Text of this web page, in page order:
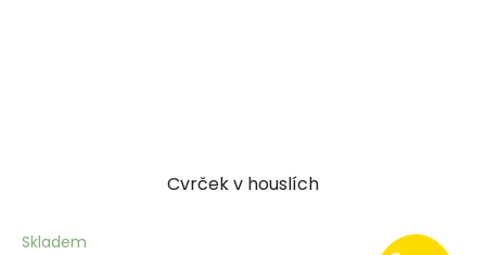
Cvrček v houslích
Skladem